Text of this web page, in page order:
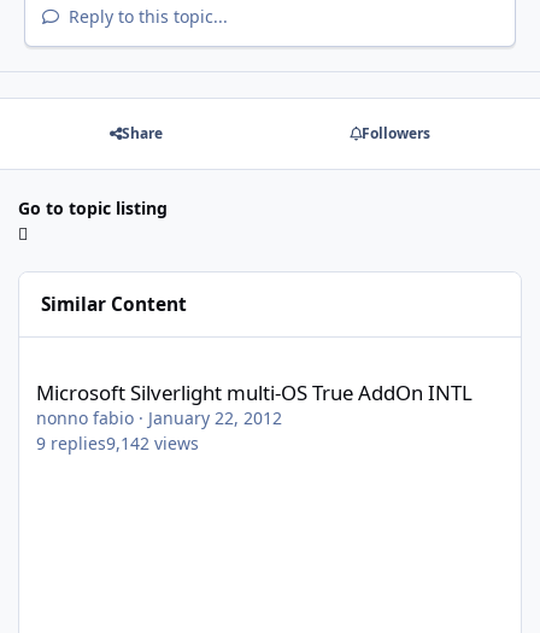
Reply to this topic...
Share Followers
Go to topic listing
Similar Content
Microsoft Silverlight multi-OS True AddOn INTL
nonno fabio · January 22, 2012
9 replies9,142 views